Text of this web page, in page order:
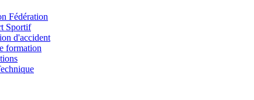
Fédération
Sportif
d'accident
formation